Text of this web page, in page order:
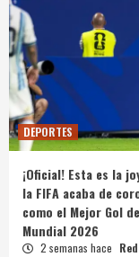
DEPORTES
¡Oficial! Esta es la
la FIFA acaba de
como el Mejor Gol
Mundial 2026
2 semanas hace